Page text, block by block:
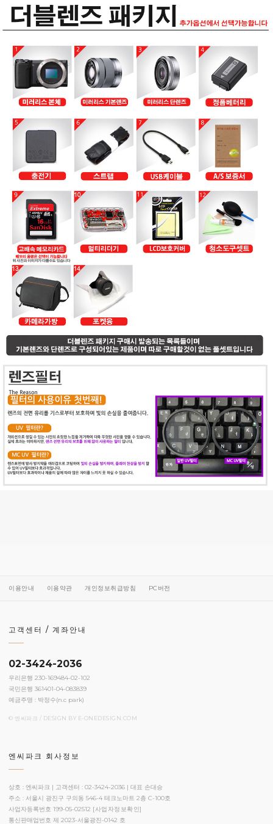
이용안내 이용약관 개인정보취급방침 PC버전
고객센터 / 계좌안내
02-3424-2036
우리은행 230-169484-02-102
국민은행 361401-04-083839
예금주명 : 박정수(n.c park)
© 엔씨파크 / DESIGN BY E-ONEDESIGN.COM
엔씨파크 회사정보
상호 : 엔씨파크 | 고객센터 : 02-3424-2036 | 대표 손대승
주소 : 서울시 광진구 구의동 546-4 테크노마트 2층 C-100호
사업자등록번호 199-05-02512 [사업자정보확인]
통신판매업번호 제 2023-서울광진-0142 호